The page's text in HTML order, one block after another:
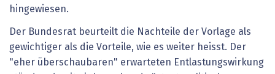
hingewiesen.
Der Bundesrat beurteilt die Nachteile der Vorlage als
gewichtiger als die Vorteile, wie es weiter heisst. Der
"eher überschaubaren" erwarteten Entlastungswirkung